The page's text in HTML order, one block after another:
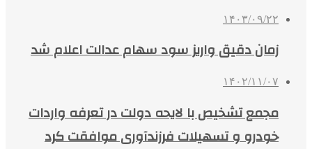
۱۴۰۳/۰۹/۲۲
زمان دقیق واریز سود سهام عدالت اعلام شد
۱۴۰۲/۱۱/۰۷
مجمع تشخیص با لایحه دولت در تعرفه واردات
خودرو و تسهیلات فرزندآوری موافقت کرد